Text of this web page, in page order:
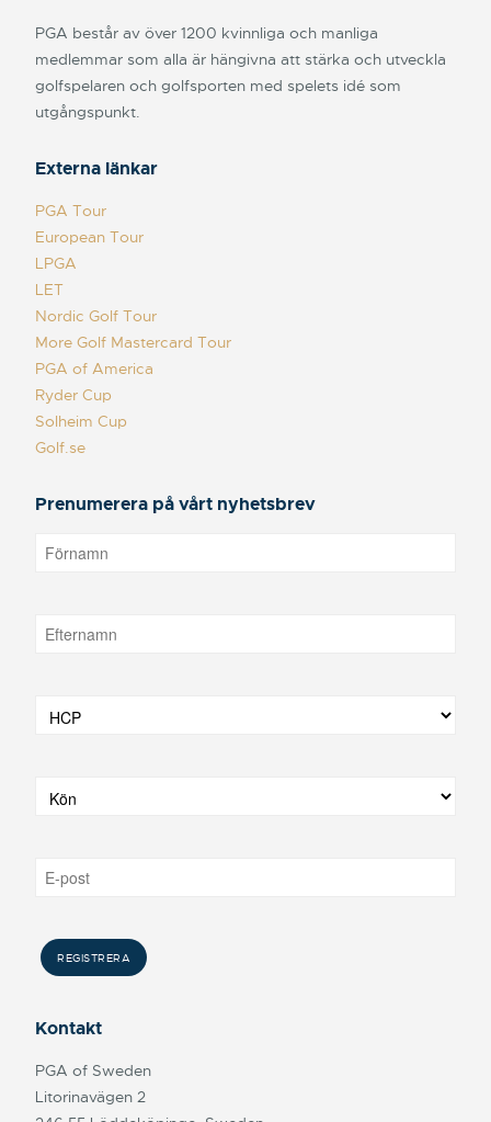
PGA består av över 1200 kvinnliga och manliga
medlemmar som alla är hängivna att stärka och utveckla
golfspelaren och golfsporten med spelets idé som
utgångspunkt.
Externa länkar
PGA Tour
European Tour
LPGA
LET
Nordic Golf Tour
More Golf Mastercard Tour
PGA of America
Ryder Cup
Solheim Cup
Golf.se
Prenumerera på vårt nyhetsbrev
Kontakt
PGA of Sweden
Litorinavägen 2